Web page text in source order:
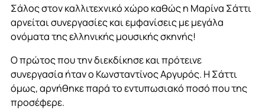
Σάλος στον καλλιτεχνικό χώρο καθώς η Μαρίνα Σάττι
αρνείται συνεργασίες και εμφανίσεις με μεγάλα
ονόματα της ελληνικής μουσικής σκηνής!
Ο πρώτος που την διεκδίκησε και πρότεινε
συνεργασία ήταν ο Κωνσταντίνος Αργυρός. Η Σάττι
όμως, αρνήθηκε παρά το εντυπωσιακό ποσό που της
προσέφερε.